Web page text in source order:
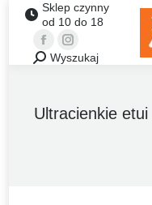
Sklep czynny
od 10 do 18
FacebookInstagram
Szukaj:Wyszukaj
Ultracienkie